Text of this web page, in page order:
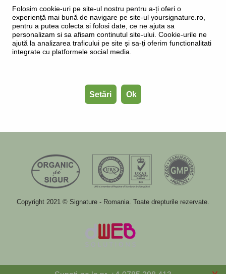
CONTACT
Relații cu clienții:
Székely Ágnes: +4-0785-298.413
E-mail:clienti@yoursignature.ro
535600-Odorheiu-Secuiesc,
Copyright 2021 © Signature - Romania. Toate drepturile rezervate.
Folosim cookie-uri pe site-ul nostru pentru a-ți oferi o
experiență mai bună de navigare pe site-ul yoursignature.ro,
pentru a putea colecta si folosi date, ce ne ajuta sa
personalizam si sa afisam continutul site-ului. Cookie-urile ne
ajută la analizarea traficului pe site și sa-ți oferim functionalitati
integrate cu platformele social media.
Setări Ok